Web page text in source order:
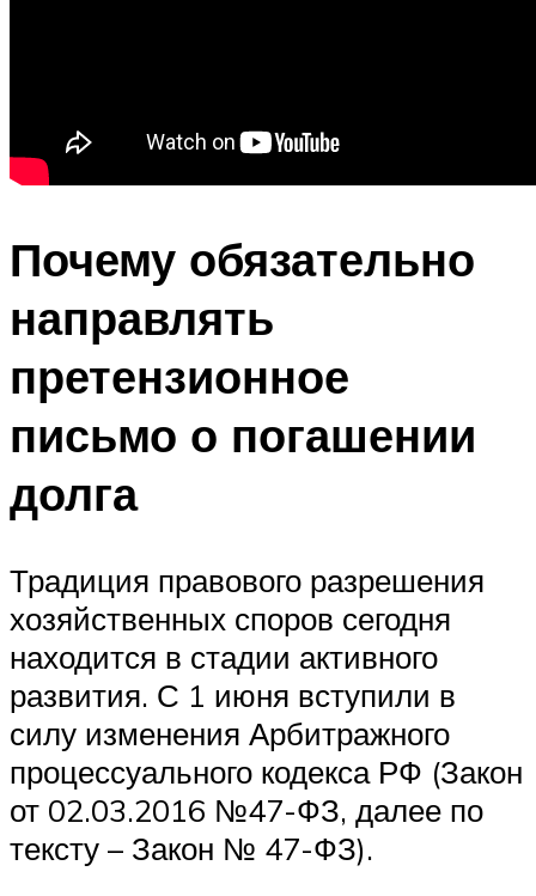
Почему обязательно
направлять
претензионное
письмо о погашении
долга
Традиция правового разрешения
хозяйственных споров сегодня
находится в стадии активного
развития. С 1 июня вступили в
силу изменения Арбитражного
процессуального кодекса РФ (Закон
от 02.03.2016 №47-ФЗ, далее по
тексту – Закон № 47-ФЗ).